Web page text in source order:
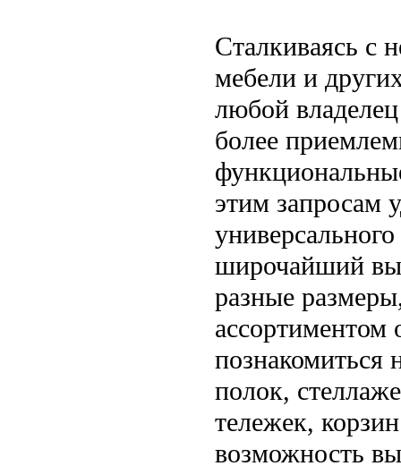
Сталкиваясь с
мебели и
любой владелец
более
этим запросам
широчайший
разные
ассортиментом
познакомиться
полок,
тележек,
возможность